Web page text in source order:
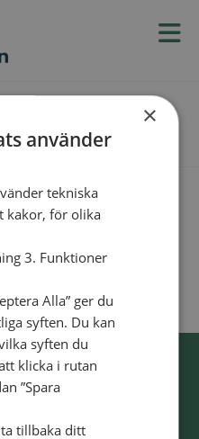
×
använder
tekniska
kakor, för olika
3. Funktioner
Alla” ger du
syften. Du kan
syften du
klicka i rutan
”Spara
tillbaka ditt